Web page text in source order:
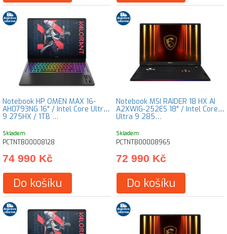
Notebook HP OMEN MAX 16-
AH0793NG 16" / Intel Core Ultra
9 275HX / 1TB …
Skladem
PCTNTB00008128
74 990 Kč
Do košíku
Notebook MSI RAIDER 18 HX AI
A2XWIG-252ES 18" / Intel Core
Ultra 9 285…
Skladem
PCTNTB00008965
72 990 Kč
Do košíku